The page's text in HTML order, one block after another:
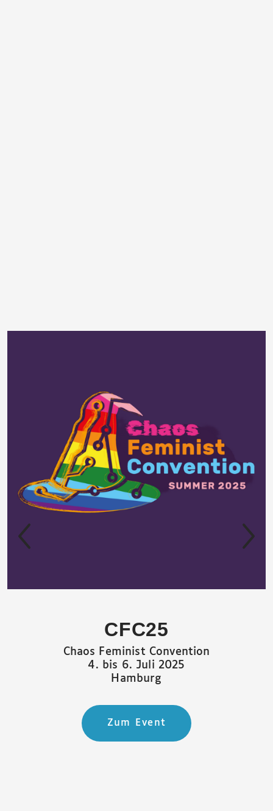
CFC25
Chaos Feminist Convention
4. bis 6. Juli 2025
Hamburg
Zum Event